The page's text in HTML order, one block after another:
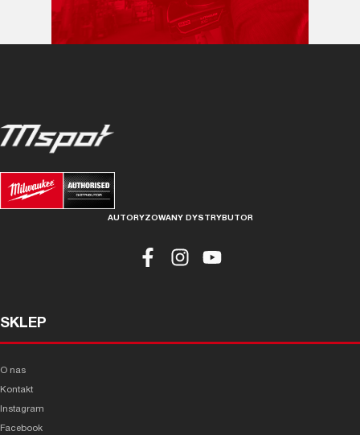
AUTORYZOWANY DYSTRYBUTOR
SKLEP
O nas
Kontakt
Instagram
Facebook